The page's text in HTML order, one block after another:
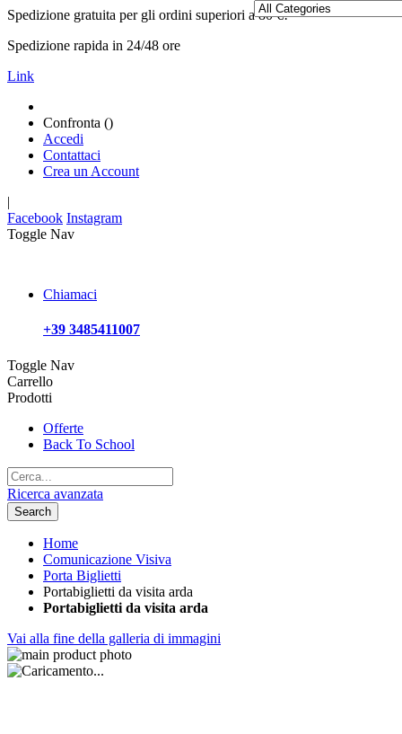
Spedizione gratuita per gli ordini superiori a 80 €!
Spedizione rapida in 24/48 ore
Link
Confronta ()
Accedi
Contattaci
Crea un Account
|
Facebook Instagram
Toggle Nav
Chiamaci
+39 3485411007
Toggle Nav
Carrello
Prodotti
Offerte
Back To School
Ricerca avanzata
Search
Home
Comunicazione Visiva
Porta Biglietti
Portabiglietti da visita arda
Portabiglietti da visita arda
Vai alla fine della galleria di immagini